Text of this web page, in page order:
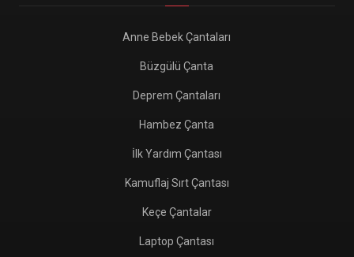
Anne Bebek Çantaları
Büzgülü Çanta
Deprem Çantaları
Hambez Çanta
İlk Yardım Çantası
Kamuflaj Sırt Çantası
Keçe Çantalar
Laptop Çantası